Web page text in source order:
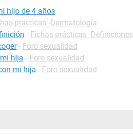
hijo de 4 años
prácticas -Dermatología
- Fichas prácticas -Definiciones
- Foro sexualidad
hija - Foro sexualidad
mi hija - Foro sexualidad